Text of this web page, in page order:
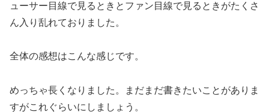
ューサー目線で見るときとファン目線で見るときがたくさ
ん入り乱れておりました。
全体の感想はこんな感じです。
めっちゃ長くなりました。まだまだ書きたいことがありま
すがこれぐらいにしましょう。